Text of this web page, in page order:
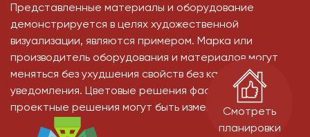
Представленные материалы и оборудование
демонстрируется в целях художественной
визуализации, являются примером. Марка или
производитель оборудования и материалов могут
меняться без ухудшения свойств без какого-либо
уведомления. Цветовые решения фасадов, и иные
проектные решения могут быть измененыСмотреть
планировки